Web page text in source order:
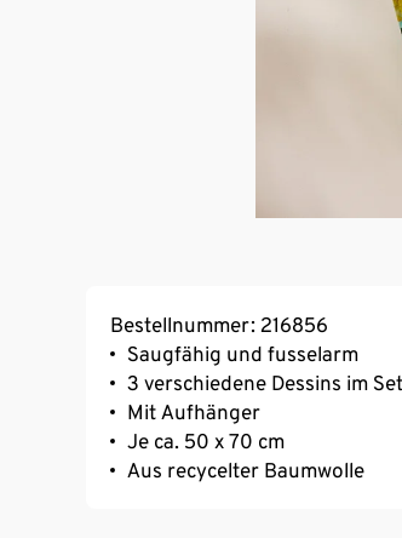
Bestellnummer: 216856
Saugfähig und fusselarm
3 verschiedene Dessins im Set
Mit Aufhänger
Je ca. 50 x 70 cm
Aus recycelter Baumwolle